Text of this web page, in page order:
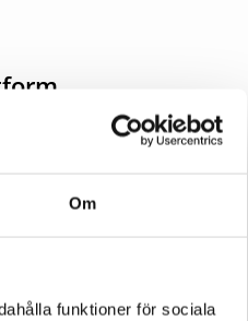
Om
funktioner för sociala